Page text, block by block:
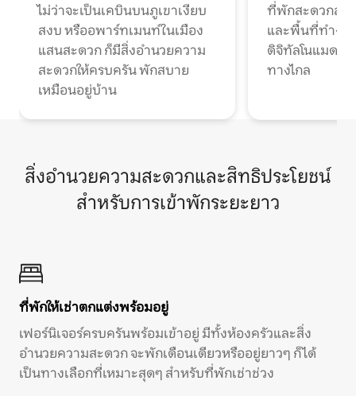
ไม่ว่าจะเป็นเคบินบนภูเขาเงียบ
สงบ หรืออพาร์ทเมนท์ในเมือง
แสนสะดวก ก็มีสิ่งอำนวยความ
สะดวกให้ครบครัน พักสบาย
เหมือนอยู่บ้าน
ที่พักสะดวกสบ
และพื้นที่ทำงา
ดิจิทัลโนแมดแ
ทางไกล
สิ่งอำนวยความสะดวกและสิทธิประโยชน์
สำหรับการเข้าพักระยะยาว
ที่พักให้เช่าตกแต่งพร้อมอยู่
เฟอร์นิเจอร์ครบครันพร้อมเข้าอยู่ มีทั้งห้องครัวและสิ่ง
อำนวยความสะดวก จะพักเดือนเดียวหรืออยู่ยาวๆ ก็ได้
เป็นทางเลือกที่เหมาะสุดๆ สำหรับที่พักเช่าช่วง